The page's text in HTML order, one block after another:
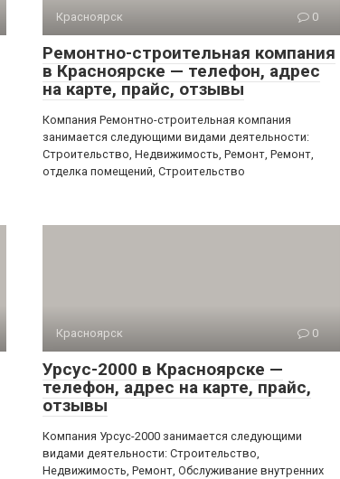
Красноярск 0
Ремонтно-строительная компания
в Красноярске — телефон, адрес
на карте, прайс, отзывы
Компания Ремонтно-строительная компания
занимается следующими видами деятельности:
Строительство, Недвижимость, Ремонт, Ремонт,
отделка помещений, Строительство
Красноярск 0
Урсус-2000 в Красноярске —
телефон, адрес на карте, прайс,
отзывы
Компания Урсус-2000 занимается следующими
видами деятельности: Строительство,
Недвижимость, Ремонт, Обслуживание внутренних